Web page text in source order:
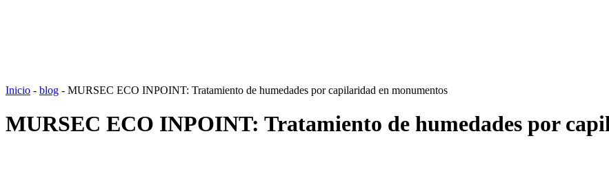
Inicio - blog - MURSEC ECO INPOINT: Tratamiento de humedades por capilaridad en monumentos
MURSEC ECO INPOINT: Tratamiento de humedades por